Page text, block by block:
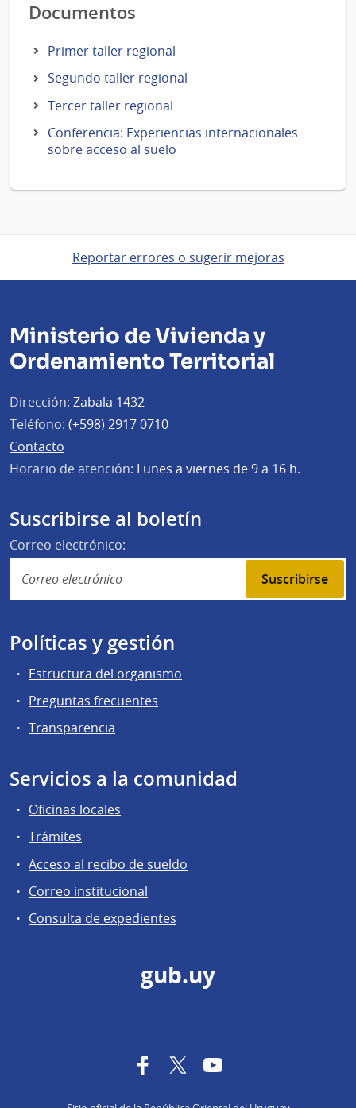
Documentos
Primer taller regional
Segundo taller regional
Tercer taller regional
Conferencia: Experiencias internacionales
sobre acceso al suelo
Reportar errores o sugerir mejoras
Ministerio de Vivienda y
Ordenamiento Territorial
Dirección: Zabala 1432
Teléfono: (+598) 2917 0710
Contacto
Horario de atención: Lunes a viernes de 9 a 16 h.
Suscribirse al boletín
Correo electrónico:
Suscribirse
Políticas y gestión
Estructura del organismo
Preguntas frecuentes
Transparencia
Servicios a la comunidad
Oficinas locales
Trámites
Acceso al recibo de sueldo
Correo institucional
Consulta de expedientes
gub.uy
FacebookTwitterYouTube